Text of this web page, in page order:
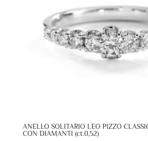
ANELLO SOLITARIO LEO PIZZO
CON DIAMANTI (ct.0,52)